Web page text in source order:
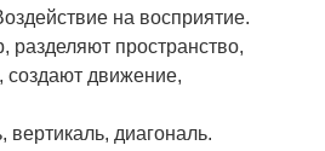
на восприятие.
разделяют пространство,
создают движение,
вертикаль, диагональ.